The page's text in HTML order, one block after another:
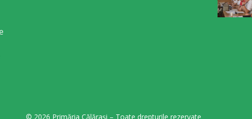
© 2026 Primăria Călărași – Toate drepturile rezervate